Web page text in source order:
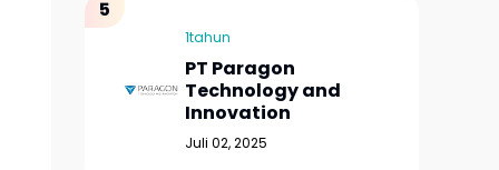
1tahun
PT Paragon
Technology and
Innovation
Juli 02, 2025